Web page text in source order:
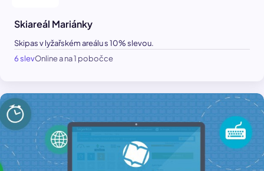
Skiareál Mariánky
Skipas v lyžařském areálu s 10% slevou.
6 slevOnline a na 1 pobočce